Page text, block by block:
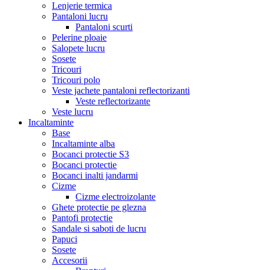
Lenjerie termica
Pantaloni lucru
Pantaloni scurti
Pelerine ploaie
Salopete lucru
Sosete
Tricouri
Tricouri polo
Veste jachete pantaloni reflectorizanti
Veste reflectorizante
Veste lucru
Incaltaminte
Base
Incaltaminte alba
Bocanci protectie S3
Bocanci protectie
Bocanci inalti jandarmi
Cizme
Cizme electroizolante
Ghete protectie pe glezna
Pantofi protectie
Sandale si saboti de lucru
Papuci
Sosete
Accesorii